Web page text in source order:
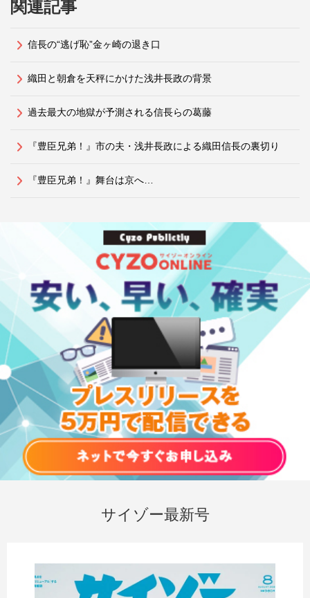
関連記事
信長の“逃げ恥”金ヶ崎の退き口
織田と朝倉を天秤にかけた浅井長政の背景
過去最大の地獄が予測される信長らの葛藤
『豊臣兄弟！』市の夫・浅井長政による織田信長の裏切り
『豊臣兄弟！』舞台は京へ…
サイゾー最新号